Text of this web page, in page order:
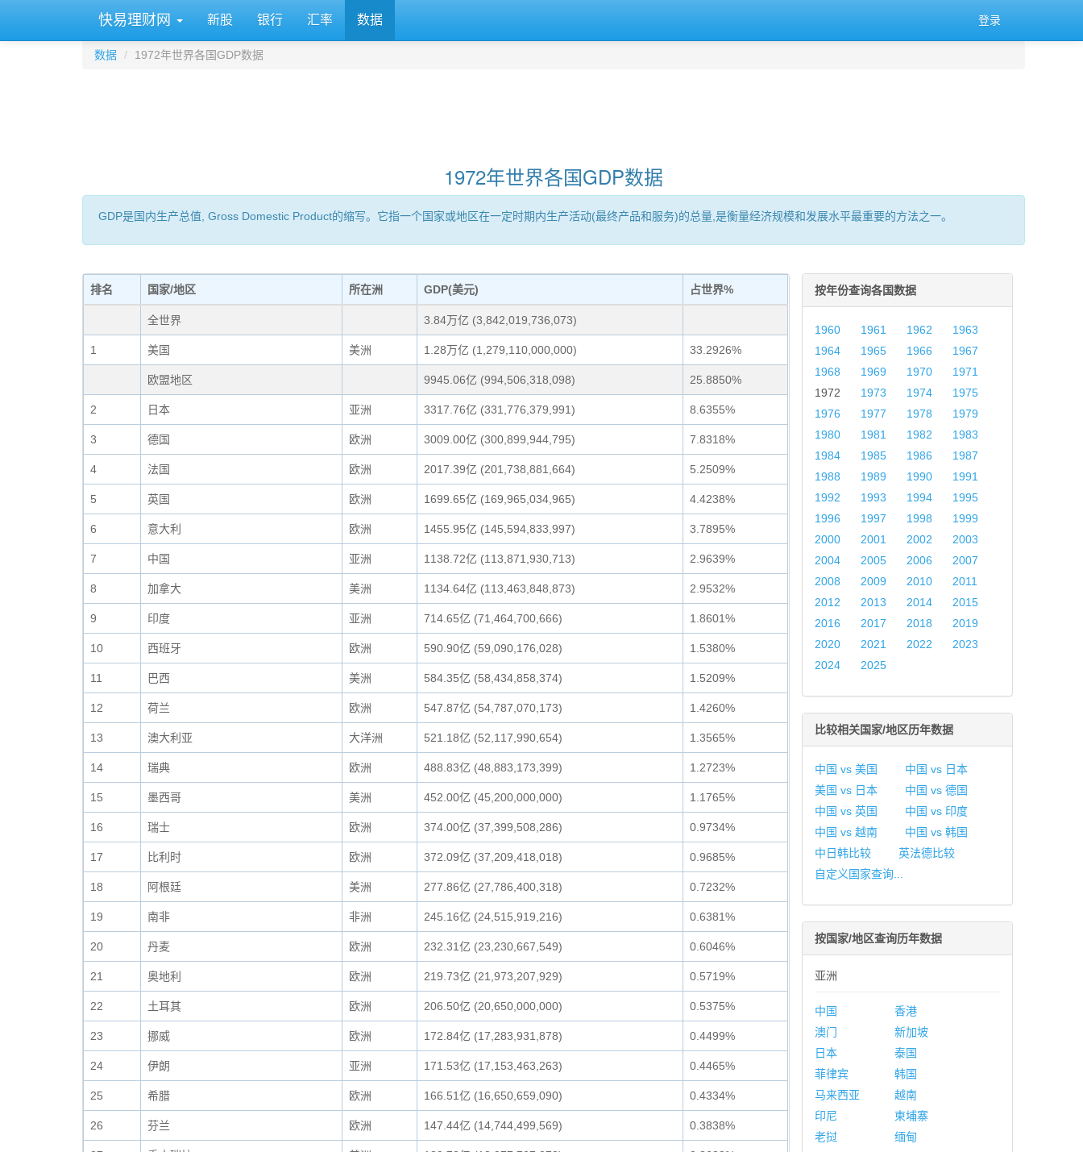
快易理财网 新股 银行 汇率 数据 登录
数据 1972年世界各国GDP数据
1972年世界各国GDP数据
GDP是国内生产总值, Gross Domestic Product的缩写。它指一个国家或地区在一定时期内生产活动(最终产品和服务)的总量,是衡量经济规模和发展水平最重要的方法之一。
排名 国家/地区 所在洲 GDP(美元) 占世界%
全世界 3.84万亿 (3,842,019,736,073)
1 美国 美洲 1.28万亿 (1,279,110,000,000) 33.2926%
欧盟地区 9945.06亿 (994,506,318,098) 25.8850%
2 日本 亚洲 3317.76亿 (331,776,379,991) 8.6355%
3 德国 欧洲 3009.00亿 (300,899,944,795) 7.8318%
4 法国 欧洲 2017.39亿 (201,738,881,664) 5.2509%
5 英国 欧洲 1699.65亿 (169,965,034,965) 4.4238%
6 意大利 欧洲 1455.95亿 (145,594,833,997) 3.7895%
7 中国 亚洲 1138.72亿 (113,871,930,713) 2.9639%
8 加拿大 美洲 1134.64亿 (113,463,848,873) 2.9532%
9 印度 亚洲 714.65亿 (71,464,700,666) 1.8601%
10 西班牙 欧洲 590.90亿 (59,090,176,028) 1.5380%
11 巴西 美洲 584.35亿 (58,434,858,374) 1.5209%
12 荷兰 欧洲 547.87亿 (54,787,070,173) 1.4260%
13 澳大利亚 大洋洲 521.18亿 (52,117,990,654) 1.3565%
14 瑞典 欧洲 488.83亿 (48,883,173,399) 1.2723%
15 墨西哥 美洲 452.00亿 (45,200,000,000) 1.1765%
16 瑞士 欧洲 374.00亿 (37,399,508,286) 0.9734%
17 比利时 欧洲 372.09亿 (37,209,418,018) 0.9685%
18 阿根廷 美洲 277.86亿 (27,786,400,318) 0.7232%
19 南非 非洲 245.16亿 (24,515,919,216) 0.6381%
20 丹麦 欧洲 232.31亿 (23,230,667,549) 0.6046%
21 奥地利 欧洲 219.73亿 (21,973,207,929) 0.5719%
22 土耳其 欧洲 206.50亿 (20,650,000,000) 0.5375%
23 挪威 欧洲 172.84亿 (17,283,931,878) 0.4499%
24 伊朗 亚洲 171.53亿 (17,153,463,263) 0.4465%
25 希腊 欧洲 166.51亿 (16,650,659,090) 0.4334%
26 芬兰 欧洲 147.44亿 (14,744,499,569) 0.3838%
按年份查询各国数据
1960 1961 1962
1963
1964
1965 1966
1967
1968
1969 1970
1971
1972
1973 1974
1975
1976
1977 1978
1979
1980
1981 1982
1983
1984
1985 1986
1987
1988
1989 1990
1991
1992
1993 1994
1995
1996
1997 1998
1999
2000
2001 2002
2003
2004
2005 2006
2007
2008
2009 2010
2011
2012
2013 2014
2015
2016
2017 2018
2019
2020
2021 2022
2023
2024
2025
比较相关国家/地区历年数据
中国 vs 美国
中国 vs 日本
美国 vs 日本
中国 vs 德国
中国 vs 英国
中国 vs 印度
中国 vs 越南
中国 vs 韩国
中日韩比较
英法德比较
自定义国家查询...
按国家/地区查询历年数据
亚洲
中国
香港
澳门
新加坡
日本
泰国
菲律宾
韩国
马来西亚
越南
印尼
柬埔寨
老挝
缅甸